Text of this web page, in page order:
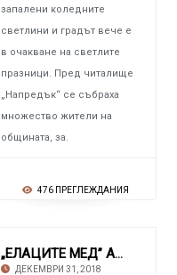
запалени коледните
светлини и градът вече е
в очакване на светлите
празници. Пред читалище
„Напредък“ се събраха
множество жители на
общината, за.
476 ПРЕГЛЕЖДАНИЯ
„ЕЛАЦИТЕ МЕД” АД Дари храм „Св. Георги Побе
ДЕКЕМВРИ 31, 2018